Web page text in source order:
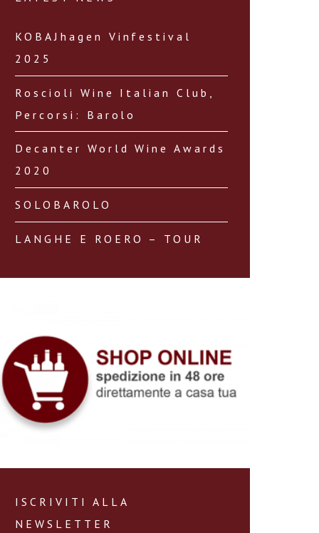
KOBAJhagen Vinfestival
2025
Roscioli Wine Italian Club,
Percorsi: Barolo
Decanter World Wine Awards
2020
SOLOBAROLO
LANGHE E ROERO – TOUR
ISCRIVITI ALLA
NEWSLETTER